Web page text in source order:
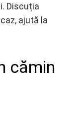
Discuția
ajută la
cămin